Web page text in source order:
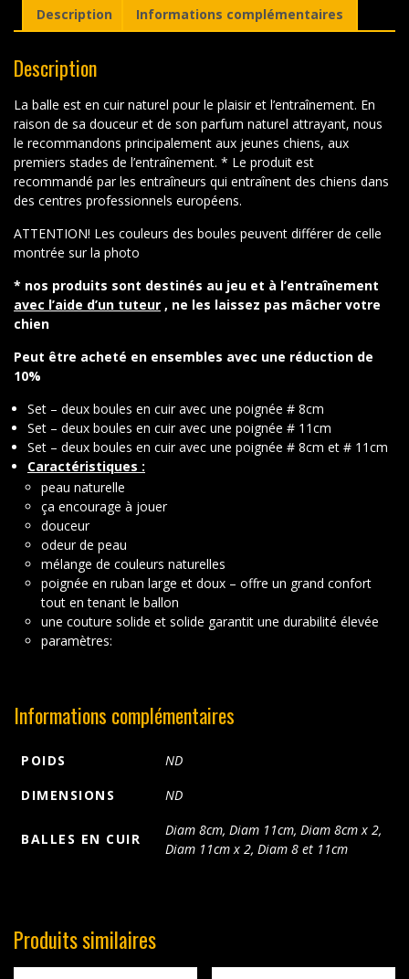
Description Informations complémentaires
Description
La balle est en cuir naturel pour le plaisir et l’entraînement. En
raison de sa douceur et de son parfum naturel attrayant, nous
le recommandons principalement aux jeunes chiens, aux
premiers stades de l’entraînement. * Le produit est
recommandé par les entraîneurs qui entraînent des chiens dans
des centres professionnels européens.
ATTENTION! Les couleurs des boules peuvent différer de celle
montrée sur la photo
* nos produits sont destinés au jeu et à l’entraînement
avec l’aide d’un tuteur , ne les laissez pas mâcher votre
chien
Peut être acheté en ensembles avec une réduction de
10%
Set – deux boules en cuir avec une poignée # 8cm
Set – deux boules en cuir avec une poignée # 11cm
Set – deux boules en cuir avec une poignée # 8cm et # 11cm
Caractéristiques :
peau naturelle
ça encourage à jouer
douceur
odeur de peau
mélange de couleurs naturelles
poignée en ruban large et doux – offre un grand confort
tout en tenant le ballon
une couture solide et solide garantit une durabilité élevée
paramètres:
Informations complémentaires
POIDS
ND
DIMENSIONS
ND
BALLES EN CUIR
Diam 8cm, Diam 11cm, Diam 8cm x 2,
Diam 11cm x 2, Diam 8 et 11cm
Produits similaires